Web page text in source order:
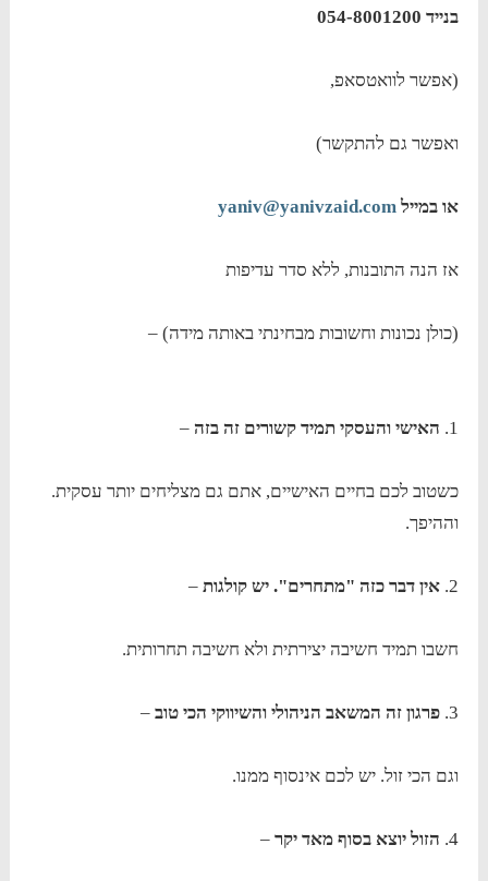
בנייד 054-8001200
(אפשר לוואטסאפ,
ואפשר גם להתקשר)
או במיילyaniv@yanivzaid.com
אז הנה התובנות, ללא סדר עדיפות
(כולן נכונות וחשובות מבחינתי באותה מידה) –
1. האישי והעסקי תמיד קשורים זה בזה –
כשטוב לכם בחיים האישיים, אתם גם מצליחים יותר עסקית.
וההיפך.
2. אין דבר כזה "מתחרים". יש קולגות –
חשבו תמיד חשיבה יצירתית ולא חשיבה תחרותית.
3. פרגון זה המשאב הניהולי והשיווקי הכי טוב –
וגם הכי זול. יש לכם אינסוף ממנו.
4. הזול יוצא בסוף מאד יקר –